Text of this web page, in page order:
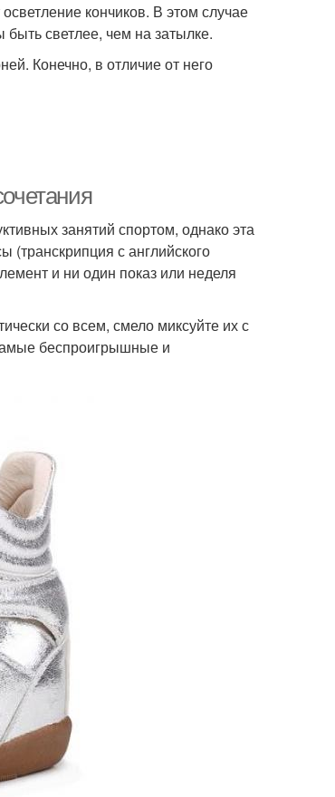
кончиков. В этом случае
светлее, чем на затылке.
Конечно, в отличие от него
занятий спортом, однако эта
(транскрипция с английского
и ни один показ или неделя
со всем, смело миксуйте их с
беспроигрышные и